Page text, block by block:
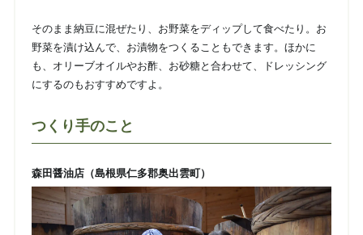
そのまま納豆に混ぜたり、お野菜をディップして食べたり。お
野菜を漬け込んで、お漬物をつくることもできます。ほかに
も、オリーブオイルやお酢、お砂糖と合わせて、ドレッシング
にするのもおすすめですよ。
つくり手のこと
森田醤油店（島根県仁多郡奥出雲町）